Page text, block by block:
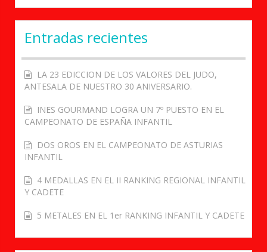
Entradas recientes
LA 23 EDICCION DE LOS VALORES DEL JUDO,
ANTESALA DE NUESTRO 30 ANIVERSARIO.
INES GOURMAND LOGRA UN 7º PUESTO EN EL
CAMPEONATO DE ESPAÑA INFANTIL
DOS OROS EN EL CAMPEONATO DE ASTURIAS
INFANTIL
4 MEDALLAS EN EL II RANKING REGIONAL INFANTIL
Y CADETE
5 METALES EN EL 1er RANKING INFANTIL Y CADETE